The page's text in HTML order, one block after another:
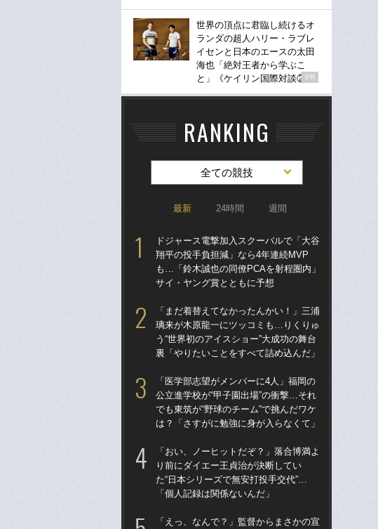
世界の頂点に君臨し続けるオ
ランダの超人ハリー・ラブレ
イセンと日本のエースの太田
海也「絶対王者から学ぶこ
と」《ケイリン国際対談②》
PR
RANKING
全ての競技
最新 24時間 週間
ドジャース電撃加入スクーバルで「大谷
翔平の投手負担減」なら4年連続MVP
も…「鈴木誠也の同僚PCAを射程圏内」
サイ・ヤング賞とともに予想
「まだ着替えてなかったんかい！」三浦
璃来が木原龍一にツッコミも…りくりゅ
う“世界初のアイスショー”大成功の舞台
裏「やりたいことをすべて詰め込んだ」
「医学部志望がメンバーに4人」福岡の
公立進学校が“甲子園出場”の衝撃…それ
でも東筑が“野球のチーム”で挑んだワケ
は？「さすがに勉強に身が入らなくて」
「おい、ノーヒットだぞ？」落合博満よ
り前にダイエー王貞治が決断してい
た“日本シリーズで無安打投手交代”…
「個人記録は関係ないんだ」
「えっ、なんで？」監督からまさかの宣